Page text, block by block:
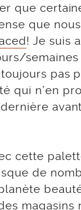
que
que
! Je suis
semaines
pas
qui n’en
cette
de
magasins